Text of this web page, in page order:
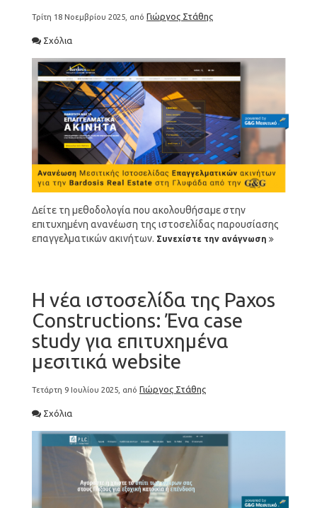
Τρίτη 18 Νοεμβρίου 2025, από Γιώργος Στάθης
Σχόλια
Δείτε τη μεθοδολογία που ακολουθήσαμε στην
επιτυχημένη ανανέωση της ιστοσελίδας παρουσίασης
επαγγελματικών ακινήτων. Συνεχίστε την ανάγνωση
Η νέα ιστοσελίδα της Paxos
Constructions: Ένα case
study για επιτυχημένα
μεσιτικά website
Τετάρτη 9 Ιουλίου 2025, από Γιώργος Στάθης
Σχόλια